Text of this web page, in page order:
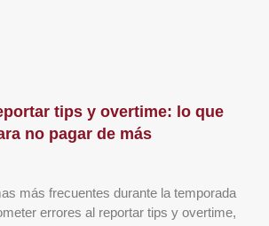
tips y overtime: lo que
no pagar de más
más frecuentes durante la temporada
errores al reportar tips y overtime,